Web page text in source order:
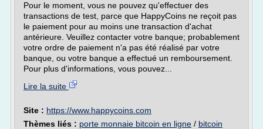
Pour le moment, vous ne pouvez qu'effectuer des
transactions de test, parce que HappyCoins ne reçoit pas
le paiement pour au moins une transaction d'achat
antérieure. Veuillez contacter votre banque; probablement
votre ordre de paiement n'a pas été réalisé par votre
banque, ou votre banque a effectué un remboursement.
Pour plus d'informations, vous pouvez...
Lire la suite
Site : https://www.happycoins.com
Thèmes liés : porte monnaie bitcoin en ligne / bitcoin